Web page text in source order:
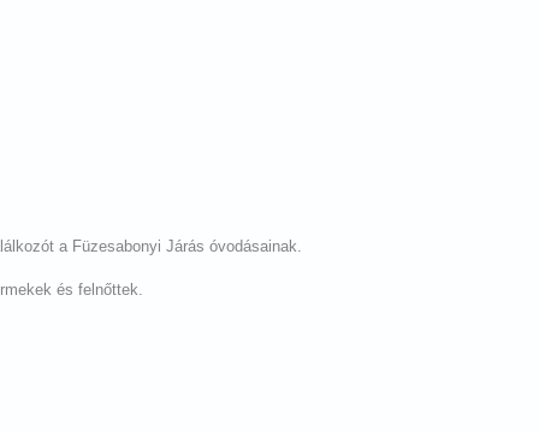
a Füzesabonyi Járás óvodásainak.
és felnőttek.